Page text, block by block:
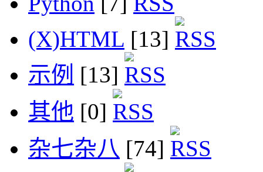
(X)HTML [13]
示例 [13]
其他 [0]
杂七杂八 [74]